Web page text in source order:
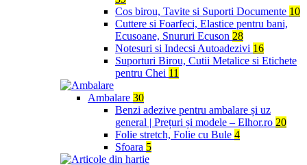
Cos birou, Tavite si Suporti Documente 10
Cuttere si Foarfeci, Elastice pentru bani,
Ecusoane, Snururi Ecuson 28
Notesuri si Indecsi Autoadezivi 16
Suporturi Birou, Cutii Metalice si Etichete
pentru Chei 11
Ambalare 30
Benzi adezive pentru ambalare și uz
general | Prețuri și modele – Elhor.ro 20
Folie stretch, Folie cu Bule 4
Sfoara 5